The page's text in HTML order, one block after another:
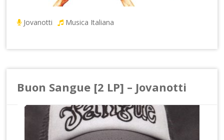
Jovanotti Musica Italiana
Buon Sangue [2 LP] – Jovanotti